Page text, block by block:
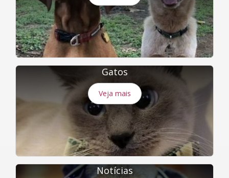
Gatos
Veja mais
Notícias